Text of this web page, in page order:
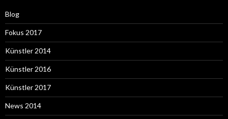
Blog
Fokus 2017
Künstler 2014
Künstler 2016
Künstler 2017
News 2014